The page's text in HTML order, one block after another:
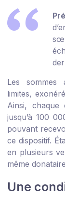
Les sommes
limites,
Ainsi, chaque
jusqu’à 100
pouvant
ce dispositif.
en plusieurs
même
Une